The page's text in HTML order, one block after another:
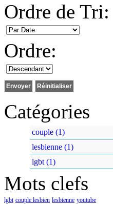
Ordre de Tri:
Ordre:
Catégories
couple (1)
lesbienne (1)
lgbt (1)
Mots clefs
lgbt couple lesbien lesbienne youtube